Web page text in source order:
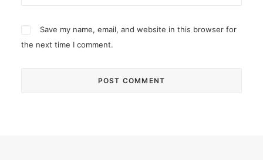
Save my name, email, and website in this browser for
the next time I comment.